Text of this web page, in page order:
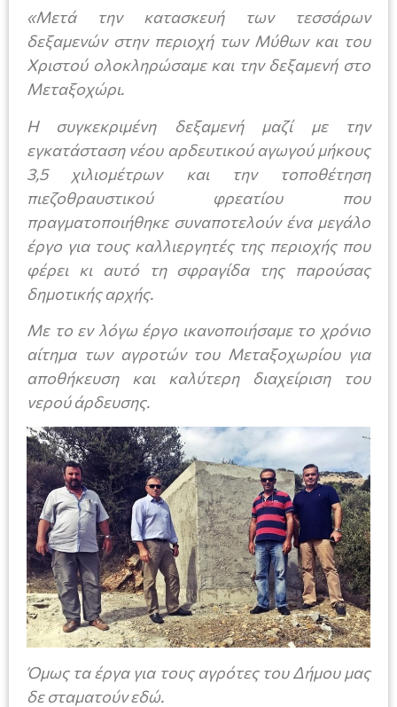
«Μετά την κατασκευή των τεσσάρων
δεξαμενών στην περιοχή των Μύθων και του
Χριστού ολοκληρώσαμε και την δεξαμενή στο
Μεταξοχώρι.
Η συγκεκριμένη δεξαμενή μαζί με την
εγκατάσταση νέου αρδευτικού αγωγού μήκους
3,5 χιλιομέτρων και την τοποθέτηση
πιεζοθραυστικού φρεατίου που
πραγματοποιήθηκε συναποτελούν ένα μεγάλο
έργο για τους καλλιεργητές της περιοχής που
φέρει κι αυτό τη σφραγίδα της παρούσας
δημοτικής αρχής.
Με το εν λόγω έργο ικανοποιήσαμε το χρόνιο
αίτημα των αγροτών του Μεταξοχωρίου για
αποθήκευση και καλύτερη διαχείριση του
νερού άρδευσης.
Όμως τα έργα για τους αγρότες του Δήμου μας
δε σταματούν εδώ.